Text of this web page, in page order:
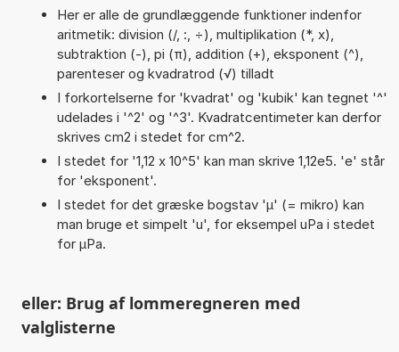
Her er alle de grundlæggende funktioner indenfor
aritmetik: division (/, :, ÷), multiplikation (*, x),
subtraktion (-), pi (π), addition (+), eksponent (^),
parenteser og kvadratrod (√) tilladt
I forkortelserne for 'kvadrat' og 'kubik' kan tegnet '^'
udelades i '^2' og '^3'. Kvadratcentimeter kan derfor
skrives cm2 i stedet for cm^2.
I stedet for '1,12 x 10^5' kan man skrive 1,12e5. 'e' står
for 'eksponent'.
I stedet for det græske bogstav 'µ' (= mikro) kan
man bruge et simpelt 'u', for eksempel uPa i stedet
for µPa.
eller: Brug af lommeregneren med
valglisterne